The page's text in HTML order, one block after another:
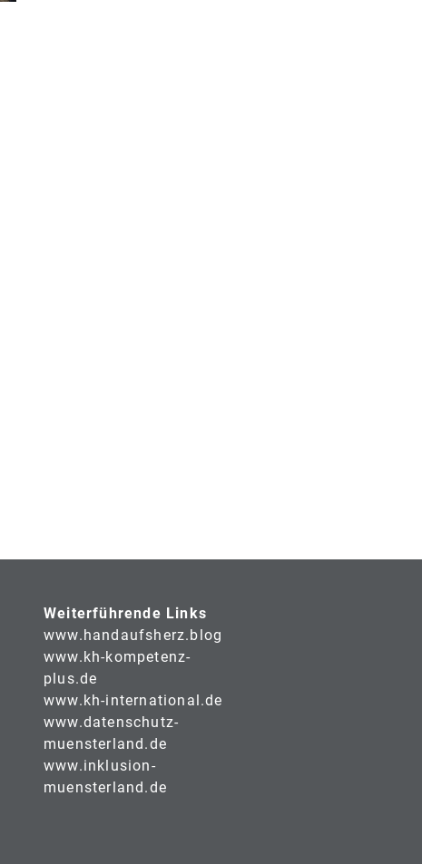
Weiterführende Links
www.handaufsherz.blog
www.kh-kompetenz-
plus.de
www.kh-international.de
www.datenschutz-
muensterland.de
www.inklusion-
muensterland.de